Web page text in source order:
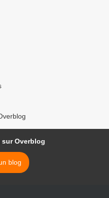
Overblog
blog